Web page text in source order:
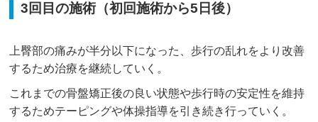
3回目の施術（初回施術から5日後）
上臀部の痛みが半分以下になった、歩行の乱れをより改善
するため治療を継続していく。
これまでの骨盤矯正後の良い状態や歩行時の安定性を維持
するためテーピングや体操指導を引き続き行っていく。